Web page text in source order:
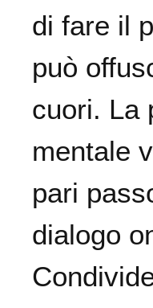
di fare il
può
cuori. La
mentale
pari
dialogo